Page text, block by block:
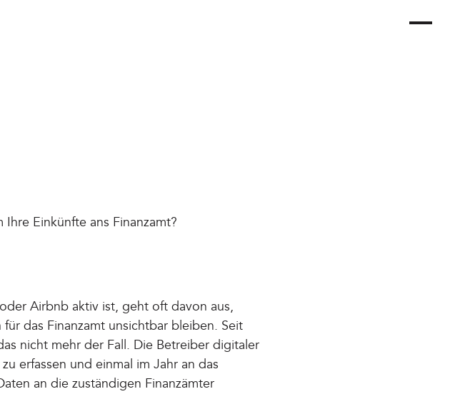
Einkünfte ans Finanzamt?
Airbnb aktiv ist, geht oft davon aus,
das Finanzamt unsichtbar bleiben. Seit
nicht mehr der Fall. Die Betreiber digitaler
erfassen und einmal im Jahr an das
an die zuständigen Finanzämter